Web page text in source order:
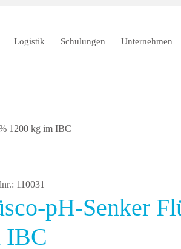
Logistik Schulungen Unternehmen
1200 kg im IBC
110031
pH-Senker
IBC